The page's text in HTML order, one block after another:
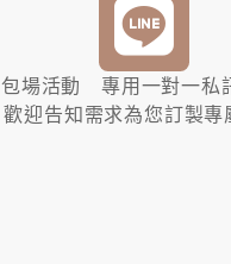
包場活動 專用一對一私
歡迎告知需求為您訂製專